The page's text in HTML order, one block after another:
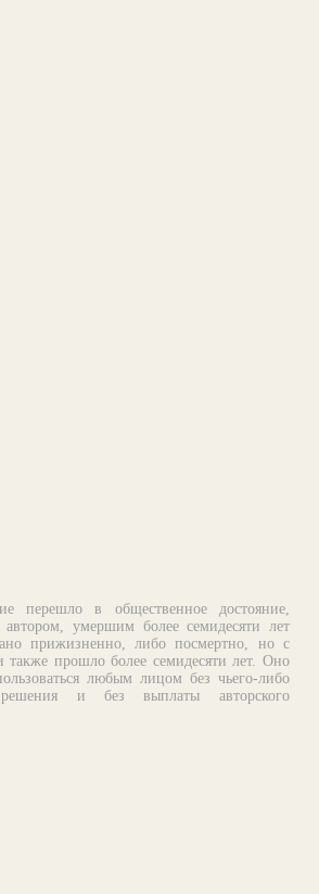
перешло в общественное достояние,
автором, умершим более семидесяти лет
прижизненно, либо посмертно, но с
также прошло более семидесяти лет. Оно
любым лицом без чьего-либо
и без выплаты авторского